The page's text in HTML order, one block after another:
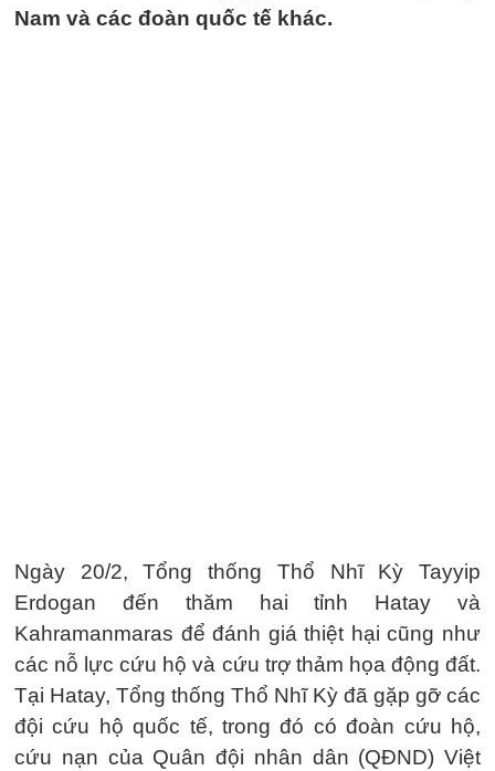
Nam và các đoàn quốc tế khác.
Ngày 20/2, Tổng thống Thổ Nhĩ Kỳ Tayyip
Erdogan đến thăm hai tỉnh Hatay và
Kahramanmaras để đánh giá thiệt hại cũng như
các nỗ lực cứu hộ và cứu trợ thảm họa động đất.
Tại Hatay, Tổng thống Thổ Nhĩ Kỳ đã gặp gỡ các
đội cứu hộ quốc tế, trong đó có đoàn cứu hộ,
cứu nạn của Quân đội nhân dân (QĐND) Việt